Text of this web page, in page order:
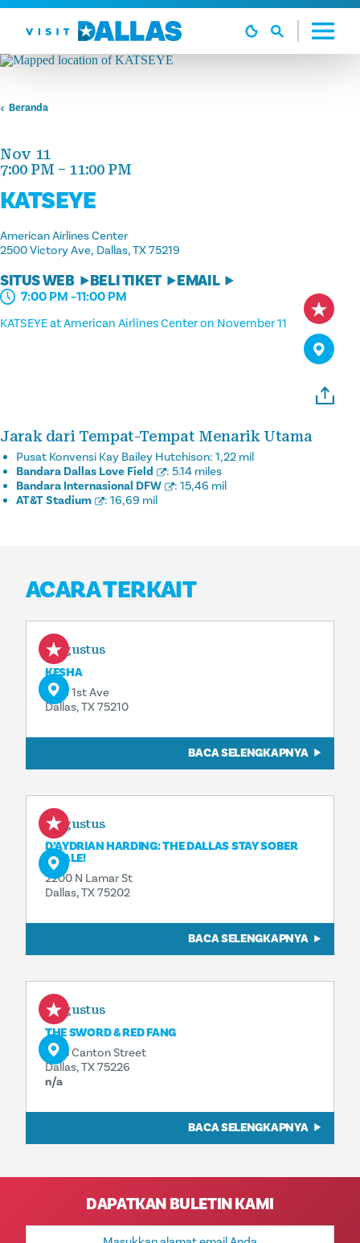
Langsung ke isi
Beranda
Nov 11
7:00 PM – 11:00 PM
KATSEYE
American Airlines Center
2500 Victory Ave Dallas, TX 75219
SITUS WEB BELI TIKET EMAIL
7:00 PM –11:00 PM
KATSEYE at American Airlines Center on November 11
Jarak dari Tempat-Tempat Menarik Utama
Pusat Konvensi Kay Bailey Hutchison: 1,22 mil
Bandara Dallas Love Field
: 5.14 miles
Bandara Internasional DFW
: 15,46 mil
AT&T Stadium
: 16,69 mil
ACARA TERKAIT
7 Agustus
KESHA
1818 1st Ave
Dallas, TX 75210
BACA SELENGKAPNYA
7 Agustus
D’AYDRIAN HARDING: THE DALLAS STAY SOBER
FINALE!
2200 N Lamar St
Dallas, TX 75202
BACA SELENGKAPNYA
7 Agustus
THE SWORD & RED FANG
2713 Canton Street
Dallas, TX 75226
n/a
BACA SELENGKAPNYA
DAPATKAN BULETIN KAMI
Alamat